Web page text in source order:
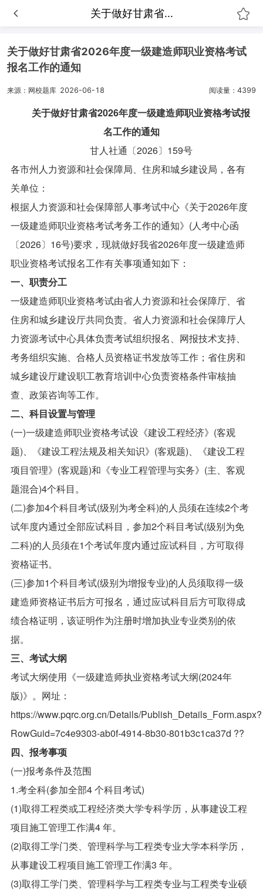
关于做好甘肃省...
关于做好甘肃省2026年度一级建造师职业资格考试
报名工作的通知
来源：网校题库 2026-06-18 阅读量：4399
关于做好甘肃省2026年度一级建造师职业资格考试报
名工作的通知
甘人社通〔2026〕159号
各市州人力资源和社会保障局、住房和城乡建设局，各有
关单位：
根据人力资源和社会保障部人事考试中心《关于2026年度
一级建造师职业资格考试考务工作的通知》(人考中心函
〔2026〕16号)要求，现就做好我省2026年度一级建造师
职业资格考试报名工作有关事项通知如下：
一、职责分工
一级建造师职业资格考试由省人力资源和社会保障厅、省
住房和城乡建设厅共同负责。省人力资源和社会保障厅人
力资源考试中心具体负责考试组织报名、网报技术支持、
考务组织实施、合格人员资格证书发放等工作；省住房和
城乡建设厅建设职工教育培训中心负责资格条件审核抽
查、政策咨询等工作。
二、科目设置与管理
(一)一级建造师职业资格考试设《建设工程经济》(客观
题)、《建设工程法规及相关知识》(客观题)、《建设工程
项目管理》(客观题)和《专业工程管理与实务》(主、客观
题混合)4个科目。
(二)参加4个科目考试(级别为考全科)的人员须在连续2个考
试年度内通过全部应试科目，参加2个科目考试(级别为免
二科)的人员须在1个考试年度内通过应试科目，方可取得
资格证书。
(三)参加1个科目考试(级别为增报专业)的人员须取得一级
建造师资格证书后方可报名，通过应试科目后方可取得成
绩合格证明，该证明作为注册时增加执业专业类别的依
据。
三、考试大纲
考试大纲使用《一级建造师执业资格考试大纲(2024年
版)》。网址：
https://www.pqrc.org.cn/Details/Publish_Details_Form.aspx?
RowGuid=7c4e9303-ab0f-4914-8b30-801b3c1ca37d ??
四、报考事项
(一)报考条件及范围
1.考全科(参加全部4 个科目考试)
(1)取得工程类或工程经济类大学专科学历，从事建设工程
项目施工管理工作满4 年。
(2)取得工学门类、管理科学与工程类专业大学本科学历，
从事建设工程项目施工管理工作满3 年。
(3)取得工学门类、管理科学与工程类专业与工程类专业硕